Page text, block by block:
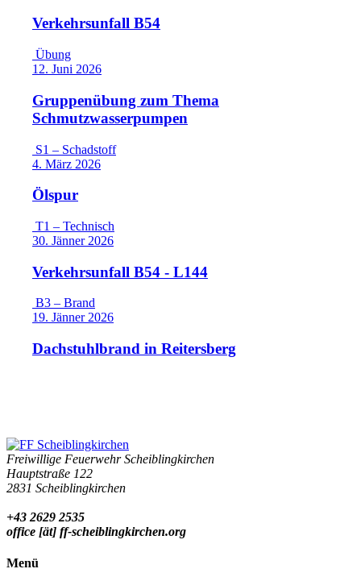
Verkehrsunfall B54
Übung
12. Juni 2026
Gruppenübung zum Thema
Schmutzwasserpumpen
S1 – Schadstoff
4. März 2026
Ölspur
T1 – Technisch
30. Jänner 2026
Verkehrsunfall B54 - L144
B3 – Brand
19. Jänner 2026
Dachstuhlbrand in Reitersberg
Freiwillige Feuerwehr Scheiblingkirchen
Hauptstraße 122
2831 Scheiblingkirchen
+43 2629 2535
office [ät] ff-scheiblingkirchen.org
Menü